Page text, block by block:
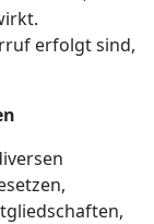
erfolgt sind,